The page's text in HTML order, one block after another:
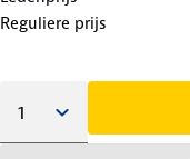
Reguliere prijs